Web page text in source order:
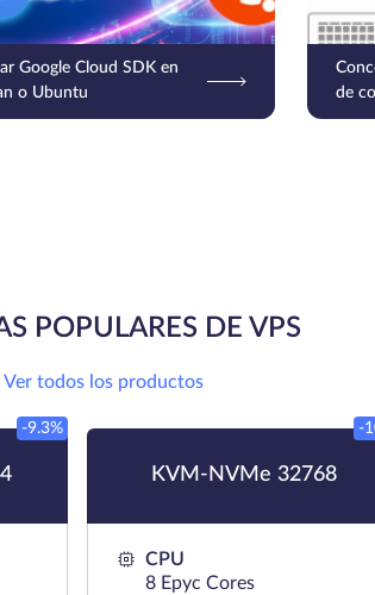
Google Cloud SDK en
o Ubuntu
de
POPULARES DE VPS
Ver todos los productos
-9.3%
KVM-NVMe 32768
-
CPU
8 Epyc Cores